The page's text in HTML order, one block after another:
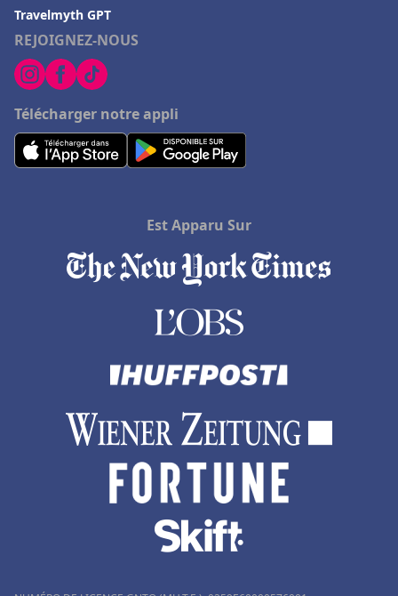
REJOIGNEZ-NOUS
Télécharger notre appli
Travelmyth GPT
Est Apparu Sur